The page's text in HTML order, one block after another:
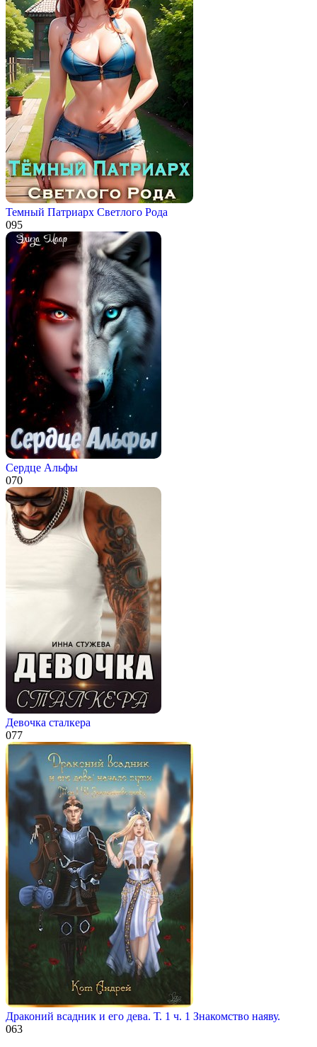
Темный Патриарх Светлого Рода
095
Сердце Альфы
070
Девочка сталкера
077
Драконий всадник и его дева. Т. 1 ч. 1 Знакомство наяву.
063